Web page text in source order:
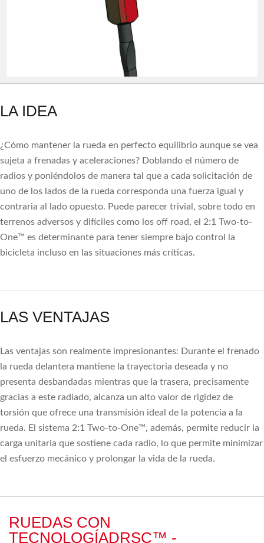
LA IDEA
¿Cómo mantener la rueda en perfecto equilibrio aunque se vea
sujeta a frenadas y aceleraciones? Doblando el número de
radios y poniéndolos de manera tal que a cada solicitación de
uno de los lados de la rueda corresponda una fuerza igual y
contraria al lado opuesto. Puede parecer trivial, sobre todo en
terrenos adversos y difíciles como los off road, el 2:1 Two-to-
One™ es determinante para tener siempre bajo control la
bicicleta incluso en las situaciones más críticas.
LAS VENTAJAS
Las ventajas son realmente impresionantes: Durante el frenado
la rueda delantera mantiene la trayectoria deseada y no
presenta desbandadas mientras que la trasera, precisamente
gracias a este radiado, alcanza un alto valor de rigidez de
torsión que ofrece una transmisión ideal de la potencia a la
rueda. El sistema 2:1 Two-to-One™, además, permite reducir la
carga unitaria que sostiene cada radio, lo que permite minimizar
el esfuerzo mecánico y prolongar la vida de la rueda.
RUEDAS CON
TECNOLOGÍADRSC™ -